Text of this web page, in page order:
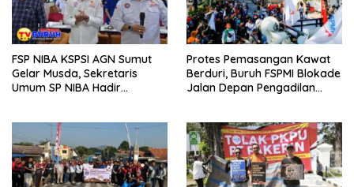
FSP NIBA KSPSI AGN Sumut
Gelar Musda, Sekretaris
Umum SP NIBA Hadir
Protes Pemasangan Kawat
Berduri, Buruh FSPMI Blokade
Jalan Depan Pengadilan